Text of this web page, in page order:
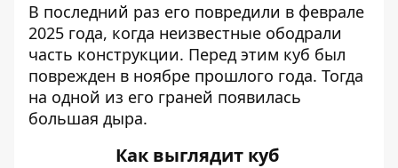
В последний раз его повредили в феврале
2025 года, когда неизвестные ободрали
часть конструкции. Перед этим куб был
поврежден в ноябре прошлого года. Тогда
на одной из его граней появилась
большая дыра.
Как выглядит куб